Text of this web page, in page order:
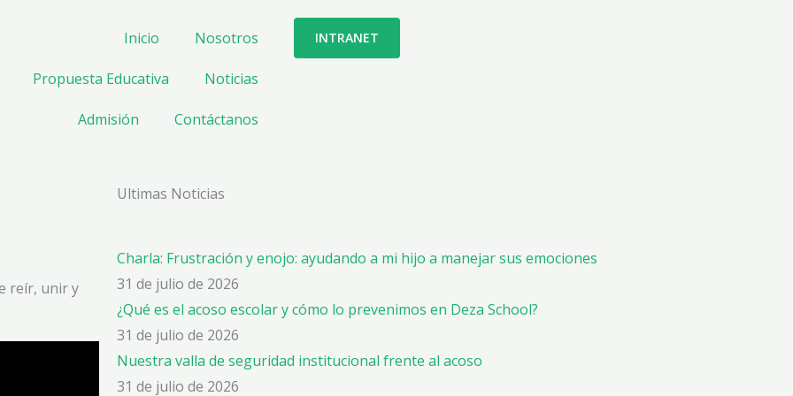
Inicio Nosotros
Propuesta Educativa Noticias
Admisión Contáctanos
INTRANET
reír, unir y
Ultimas Noticias
Charla: Frustración y enojo: ayudando a mi hijo a manejar sus emociones
31 de julio de 2026
¿Qué es el acoso escolar y cómo lo prevenimos en Deza School?
31 de julio de 2026
Nuestra valla de seguridad institucional frente al acoso
31 de julio de 2026